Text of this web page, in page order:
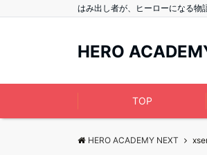
はみ出し者が、ヒーローになる物
HERO
TOP
HERO ACADEMY NEXT